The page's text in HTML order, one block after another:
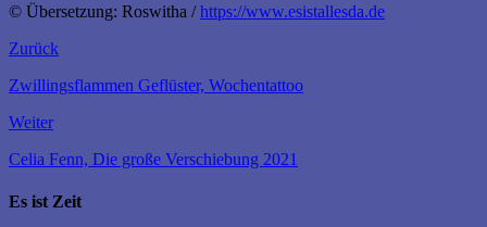
© Übersetzung: Roswitha /https://www.esistallesda.de
Zurück
Zwillingsflammen Geflüster, Wochentattoo
Weiter
Celia Fenn, Die große Verschiebung 2021
Es ist Zeit